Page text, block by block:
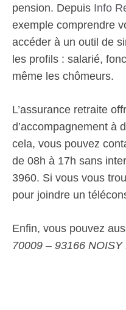
pension. Depuis Info
exemple comprendre
accéder à un outil de
les profils : salarié,
même les chômeurs.
L’assurance retraite
d’accompagnement à
cela, vous pouvez
de 08h à 17h sans
3960. Si vous vous
pour joindre un
Enfin, vous pouvez
70009 – 93166 NOISY